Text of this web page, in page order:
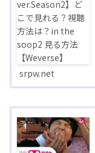
srpw.net